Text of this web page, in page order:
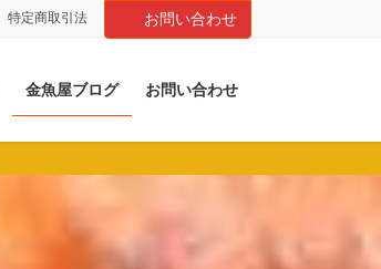
特定商取引法 お問い合わせ
金魚屋ブログ お問い合わせ